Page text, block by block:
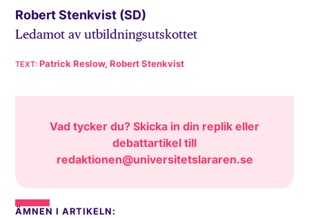
Robert Stenkvist (SD)
Ledamot av utbildningsutskottet
Patrick Reslow, Robert Stenkvist
Vad tycker du? Skicka in din replik eller
debattartikel till
redaktionen@universitetslararen.se
ÄMNEN I ARTIKELN: